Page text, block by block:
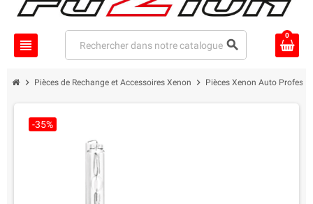
view_headline search
0
chevron_right Pièces de Rechange et Accessoires Xenon chevron_right Pièces Xenon Auto
-35%